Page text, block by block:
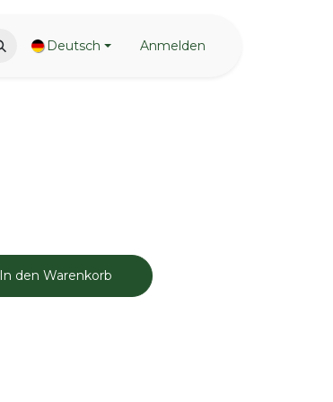
Deutsch Anmelden
In den Warenkorb